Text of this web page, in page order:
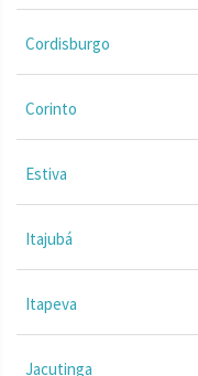
Cordisburgo
Corinto
Estiva
Itajubá
Itapeva
Jacutinga